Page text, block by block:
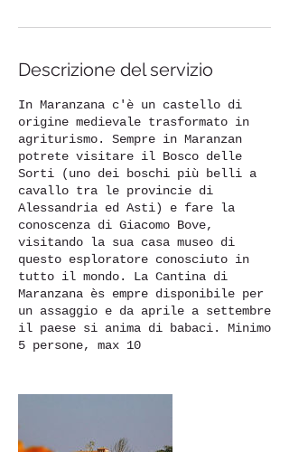
Descrizione del servizio
In Maranzana c'è un castello di
origine medievale trasformato in
agriturismo. Sempre in Maranzan
potrete visitare il Bosco delle
Sorti (uno dei boschi più belli a
cavallo tra le provincie di
Alessandria ed Asti) e fare la
conoscenza di Giacomo Bove,
visitando la sua casa museo di
questo esploratore conosciuto in
tutto il mondo. La Cantina di
Maranzana ès empre disponibile per
un assaggio e da aprile a settembre
il paese si anima di babaci. Minimo
5 persone, max 10